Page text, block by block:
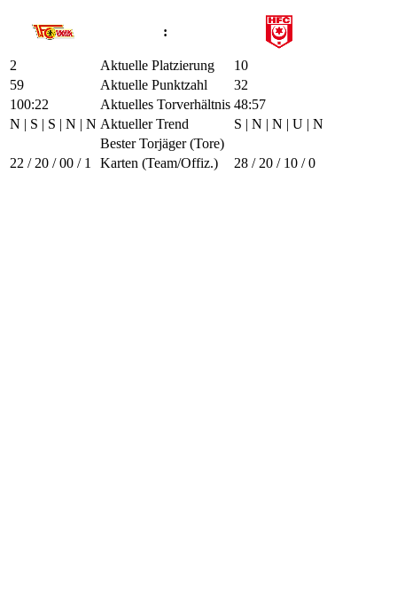
:
2 Aktuelle Platzierung
10
59
Aktuelle Punktzahl
32
100:22
Aktuelles Torverhältnis 48:57
N | S | S | N | N Aktueller Trend
S | N | N | U | N
Bester Torjäger (Tore)
22 / 20 / 00 / 1 Karten (Team/Offiz.) 28 / 20 / 10 / 0